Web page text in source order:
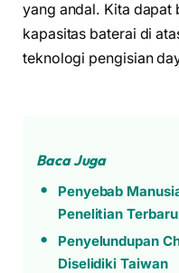
yang andal. Kita dapat
kapasitas baterai di
teknologi pengisian
Baca Juga
Penyebab
Penelitian Terbaru
Penyelundupan
Diselidiki Taiwan